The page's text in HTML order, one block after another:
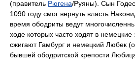
(правитель Рюгена/Руяны). Сын
1090 году смог вернуть власть
время ободриты ведут
ходе которых часто ходят в
сжигают Гамбург и немецкий Любек
бывшей ободритской крепости